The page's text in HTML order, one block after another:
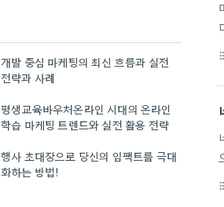
개발 중심 마케팅의 최신 흐름과 실전
전략과 사례
평생교육바우처온라인 시대의 온라인
학습 마케팅 트렌드와 실전 활용 전략
행사 초대장으로 당신의 임팩트를 극대
화하는 방법!